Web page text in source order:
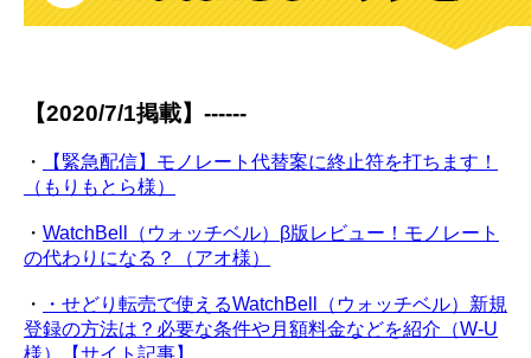
【2020/7/1掲載】------
・
【緊急配信】モノレート代替案に終止符を打ちます！
（もりもとら様）
・ WatchBell（ウォッチベル）β版レビュー！モノレート
の代わりになる？（アオ様）
・
・せどり転売で使えるWatchBell（ウォッチベル）新規
登録の方法は？必要な条件や月額料金などを紹介（W-U